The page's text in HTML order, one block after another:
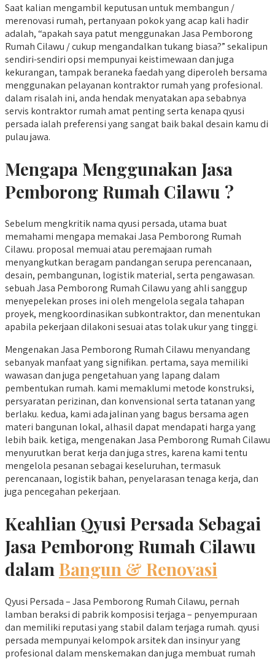
Saat kalian mengambil keputusan untuk membangun /
merenovasi rumah, pertanyaan pokok yang acap kali hadir
adalah, “apakah saya patut menggunakan Jasa Pemborong
Rumah Cilawu / cukup mengandalkan tukang biasa?” sekalipun
sendiri-sendiri opsi mempunyai keistimewaan dan juga
kekurangan, tampak beraneka faedah yang diperoleh bersama
menggunakan pelayanan kontraktor rumah yang profesional.
dalam risalah ini, anda hendak menyatakan apa sebabnya
servis kontraktor rumah amat penting serta kenapa qyusi
persada ialah preferensi yang sangat baik bakal desain kamu di
pulau jawa.
Mengapa Menggunakan Jasa
Pemborong Rumah Cilawu ?
Sebelum mengkritik nama qyusi persada, utama buat
memahami mengapa memakai Jasa Pemborong Rumah
Cilawu. proposal memuai atau peremajaan rumah
menyangkutkan beragam pandangan serupa perencanaan,
desain, pembangunan, logistik material, serta pengawasan.
sebuah Jasa Pemborong Rumah Cilawu yang ahli sanggup
menyepelekan proses ini oleh mengelola segala tahapan
proyek, mengkoordinasikan subkontraktor, dan menentukan
apabila pekerjaan dilakoni sesuai atas tolak ukur yang tinggi.
Mengenakan Jasa Pemborong Rumah Cilawu menyandang
sebanyak manfaat yang signifikan. pertama, saya memiliki
wawasan dan juga pengetahuan yang lapang dalam
pembentukan rumah. kami memaklumi metode konstruksi,
persyaratan perizinan, dan konvensional serta tatanan yang
berlaku. kedua, kami ada jalinan yang bagus bersama agen
materi bangunan lokal, alhasil dapat mendapati harga yang
lebih baik. ketiga, mengenakan Jasa Pemborong Rumah Cilawu
menyurutkan berat kerja dan juga stres, karena kami tentu
mengelola pesanan sebagai keseluruhan, termasuk
perencanaan, logistik bahan, penyelarasan tenaga kerja, dan
juga pencegahan pekerjaan.
Keahlian Qyusi Persada Sebagai
Jasa Pemborong Rumah Cilawu
dalam Bangun & Renovasi
Qyusi Persada – Jasa Pemborong Rumah Cilawu, pernah
lamban beraksi di pabrik komposisi terjaga – penyempuraan
dan memiliki reputasi yang stabil dalam terjaga rumah. qyusi
persada mempunyai kelompok arsitek dan insinyur yang
profesional dalam menskemakan dan juga membuat rumah